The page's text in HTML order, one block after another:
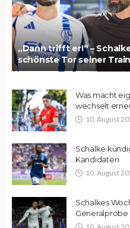
„Dann trifft er!“ –
schönste Tor seiner
Was macht
wechselt
10. August
Schalke
Kandidaten
10. August
Schalkes
Generalprobe